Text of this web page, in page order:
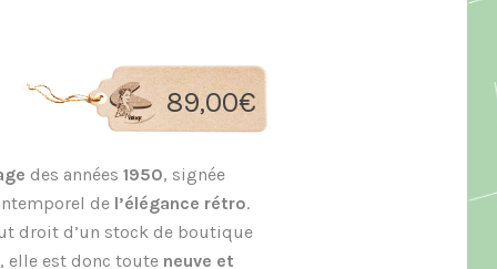
89,00€
des années 1950, signée
de l’élégance rétro.
droit d’un stock de boutique
elle est donc toute neuve et